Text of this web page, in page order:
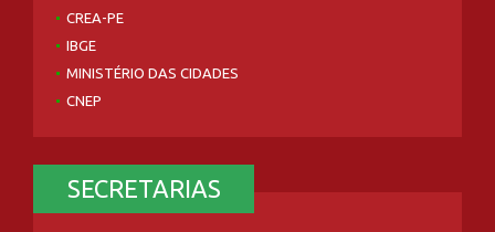
CREA-PE
IBGE
MINISTÉRIO DAS CIDADES
CNEP
SECRETARIAS